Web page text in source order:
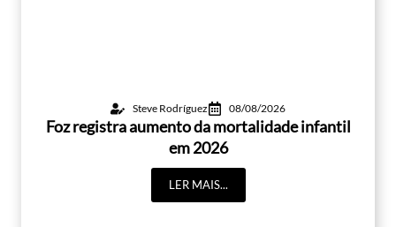
Steve Rodríguez 08/08/2026
Foz registra aumento da mortalidade infantil
em 2026
LER MAIS...